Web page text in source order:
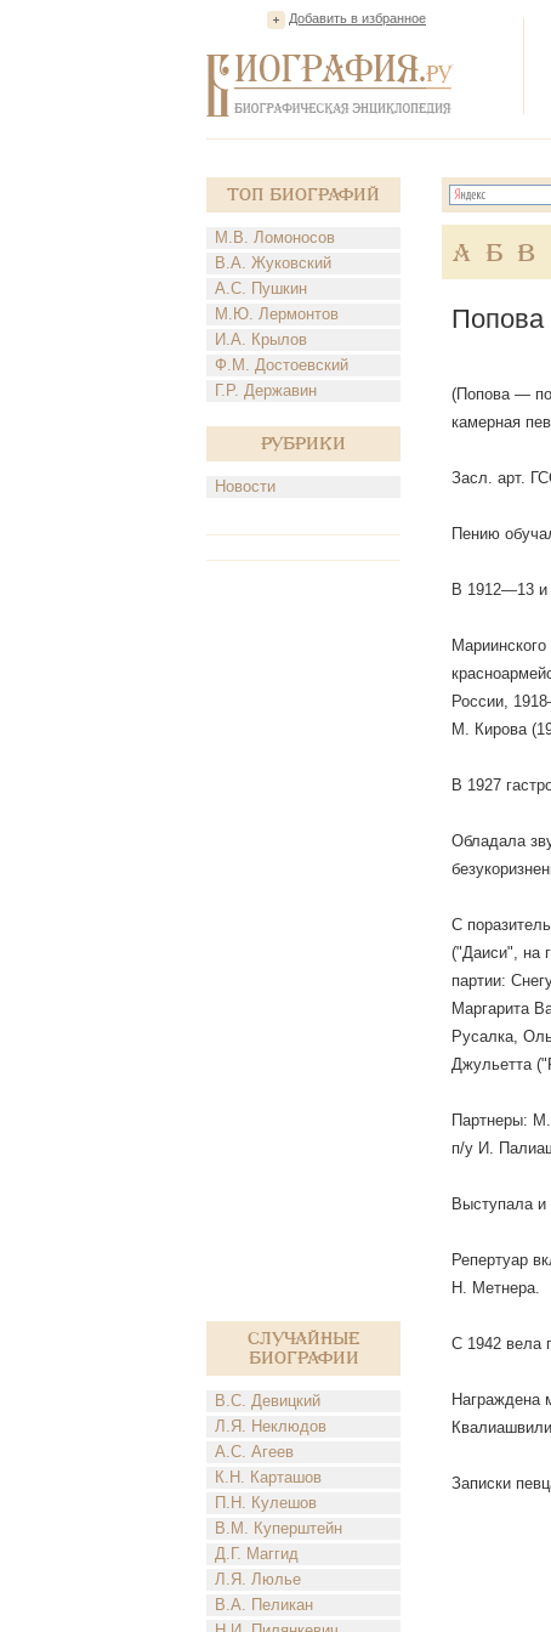
Добавить в избранное
Топ Биографий
М.В. Ломоносов
В.А. Жуковский
А.С. Пушкин
М.Ю. Лермонтов
И.А. Крылов
Ф.М. Достоевский
Г.Р. Державин
Рубрики
Новости
Случайные
биографии
В.С. Девицкий
Л.Я. Неклюдов
А.С. Агеев
К.Н. Карташов
П.Н. Кулешов
В.М. Куперштейн
Д.Г. Маггид
Л.Я. Люлье
В.А. Пеликан
А Б В
(Попова —
камерная
Засл. арт.
Пению
В 1912—13 и
России,
М. Кирова
В 1927
Обладала
С
("Даиси", на
партии:
Маргарита
Русалка,
Джульетта
Партнеры:
п/у И.
Выступала и
Репертуар
Н. Метнера.
С 1942 вела
Награждена
Записки